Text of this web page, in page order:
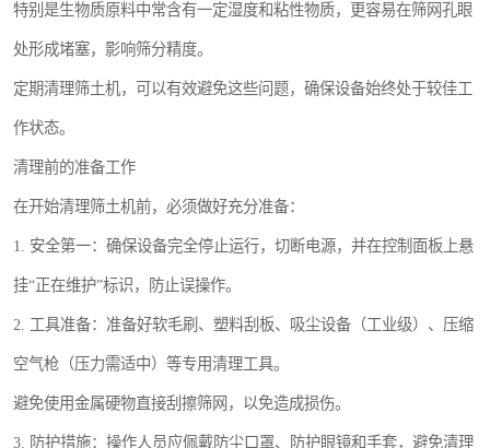
特别是生物质原料中常含有一定湿度和粘性物质，更容易在筛网孔眼
处形成堵塞，影响筛分精度。
定期清理筛土机，可以有效避免这些问题，确保设备始终处于较佳工
作状态。
清理前的准备工作
在开始清理筛土机前，必须做好充分准备：
1. 安全第一：确保设备完全停止运行，切断电源，并在控制面板上悬
挂“正在维护”标识，防止误操作。
2. 工具准备：准备好软毛刷、塑料刮板、吸尘设备（工业级）、压缩
空气枪（压力需适中）等专用清理工具。
避免使用金属硬物直接刮擦筛网，以免造成损伤。
3. 防护措施：操作人员应佩戴防尘口罩、防护眼镜和手套，避免清理